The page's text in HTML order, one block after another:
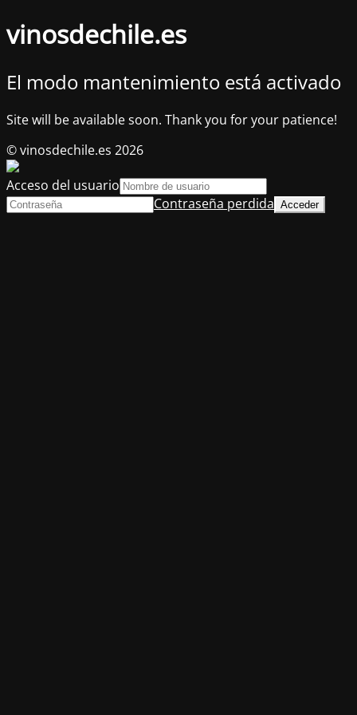
vinosdechile.es
El modo mantenimiento está activado
Site will be available soon. Thank you for your patience!
© vinosdechile.es 2026
Acceso del usuario
Contraseña perdida